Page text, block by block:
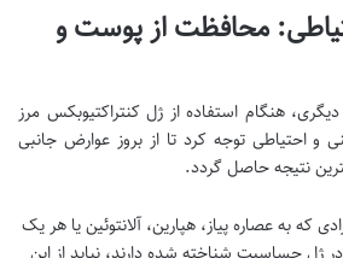
محافظت از پوست و
هنگام استفاده از ژل کنتراکتیوبکس مرز
و احتیاطی توجه کرد تا از بروز عوارض جانبی
نتیجه حاصل گردد.
که به عصاره پیاز، هپارین، آلانتوئین یا هر یک